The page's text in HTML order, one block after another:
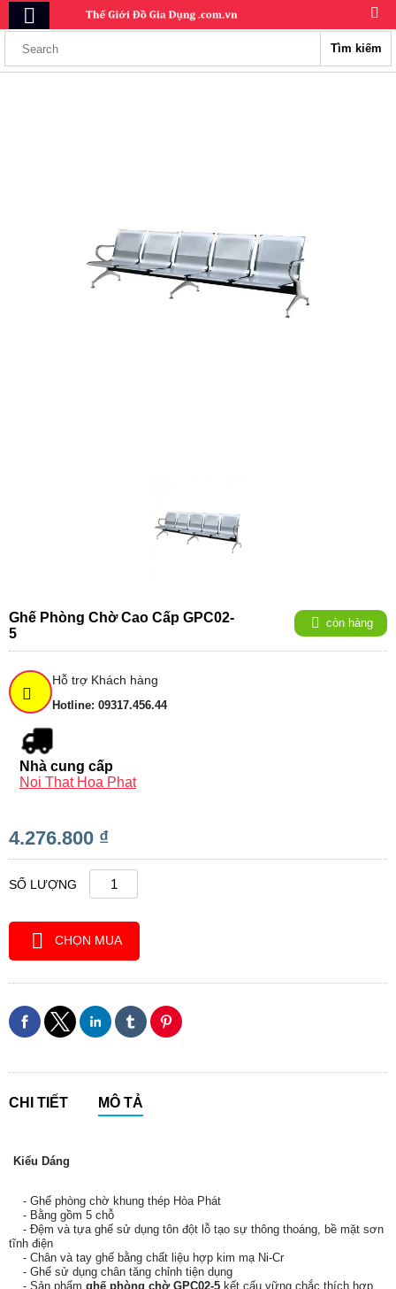
Tìm kiếm
Ghế Phòng Chờ Cao Cấp GPC02-
5
còn hàng
Hỗ trợ Khách hàng
Hotline: 09317.456.44
Nhà cung cấp
Noi That Hoa Phat
4.276.800 ₫
SỐ LƯỢNG
CHỌN MUA
CHI TIẾT MÔ TẢ
Kiểu Dáng
- Ghế phòng chờ khung thép Hòa Phát
- Bằng gồm 5 chỗ
- Đệm và tựa ghế sử dụng tôn đột lỗ tạo sự thông thoáng, bề mặt sơn
tĩnh điện
- Chân và tay ghế bằng chất liệu hợp kim mạ Ni-Cr
- Ghế sử dụng chân tăng chỉnh tiện dụng
- Sản phẩm ghế phòng chờ GPC02-5 kết cấu vững chắc thích hợp